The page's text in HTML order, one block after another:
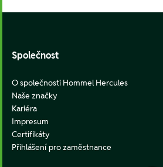
Footer
Společnost
O společnosti Hommel Hercules
Naše značky
Kariéra
Impresum
Certifikáty
Přihlášení pro zaměstnance